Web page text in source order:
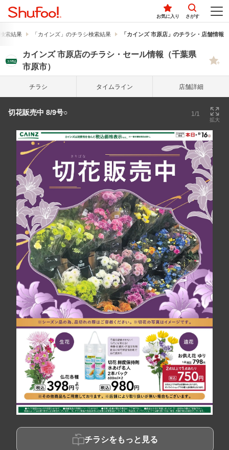
お気に入り さがす
索結果 「カインズ」のチラシ検索結果 「カインズ 市原店」のチラシ・店舗情報
カインズ 市原店のチラシ・セール情報（千葉県
市原市）
チラシ タイム ライン 店舗詳細
切花販売中 8/9号○ 1/1
拡大
チラシをもっと見る